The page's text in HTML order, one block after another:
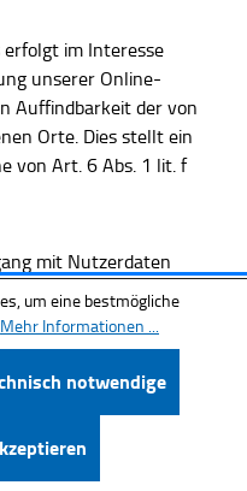
erfolgt im Interesse
unserer Online-
Auffindbarkeit der von
Orte. Dies stellt ein
von Art. 6 Abs. 1 lit. f
mit Nutzerdaten
von Google:
um eine bestmögliche
Mehr Informationen ...
notwendige